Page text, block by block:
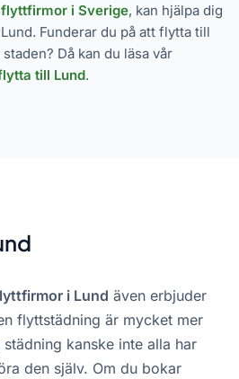
flyttfirmor i Sverige, kan hjälpa dig
Funderar du på att flytta till
Då kan du läsa vår
till Lund.
i Lund även erbjuder
flyttstädning är mycket mer
kanske inte alla har
den själv. Om du bokar